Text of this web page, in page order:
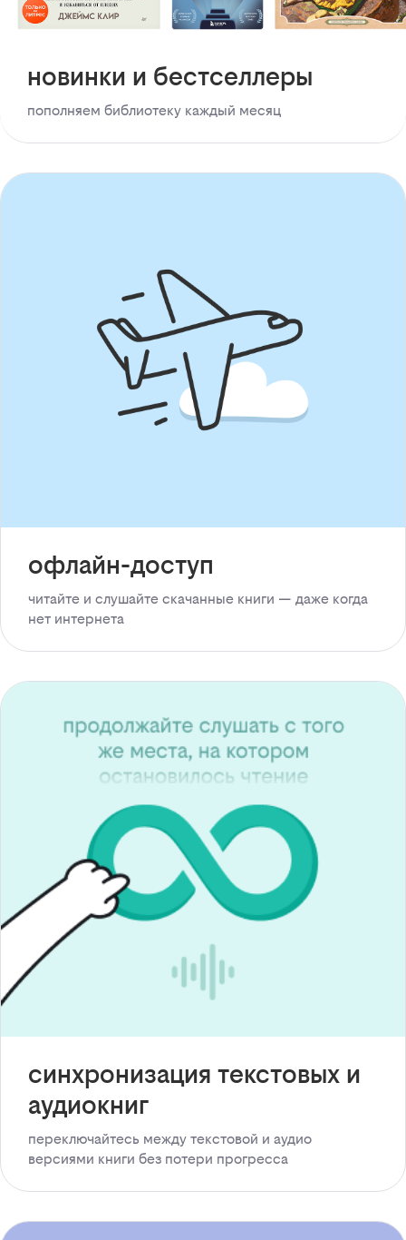
новинки и бестселлеры
пополняем библиотеку каждый месяц
офлайн-доступ
читайте и слушайте скачанные книги — даже когда
нет интернета
синхронизация текстовых и
аудиокниг
переключайтесь между текстовой и аудио
версиями книги без потери прогресса